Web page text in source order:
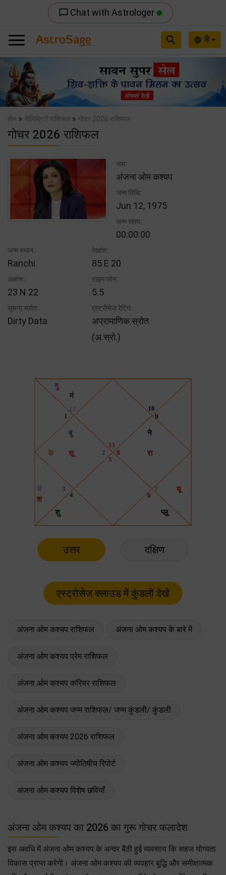
chat_bubble_outline Chat with Astrologer
language हि
search
Previous
होम » सेलिब्रिटी राशिफल » गोचर 2026 राशिफल
गोचर 2026 राशिफल
नाम:
अंजना ओम कश्यप
जन्म तिथि:
Jun 12, 1975
जन्म समय:
00:00:00
जन्म स्थान:
Ranchi
रेखांश:
85 E 20
अक्षांश:
23 N 22
टाइम ज़ोन:
5.5
सूचना स्रोत:
Dirty Data
एस्ट्रोसेज रेटिंग:
अप्रामाणिक स्रोत
(अ.स्रो.)
उत्तर दक्षिण
अंजना ओम कश्यप राशिफल अंजना ओम कश्यप के बारे में
अंजना ओम कश्यप प्रेम राशिफल
अंजना ओम कश्यप करियर राशिफल
अंजना ओम कश्यप जन्म राशिफल/ जन्म कुंडली/ कुंडली
अंजना ओम कश्यप 2026 राशिफल
अंजना ओम कश्यप ज्योतिषीय रिपोर्ट
अंजना ओम कश्यप विशेष छवियाँ
अंजना ओम कश्यप का 2026 का गुरू गोचर फलादेश
इस अवधि में अंजना ओम कश्यप के अन्दर बैठी हुई व्यवसाय कि सहज योग्यता
विकास प्राप्त करेगी। अंजना ओम कश्यप की व्यवहार बुद्धि और समीक्षात्मक